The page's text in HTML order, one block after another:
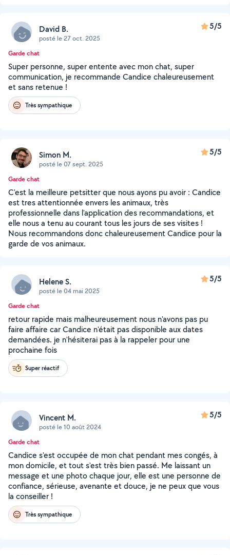
David B.
posté le 27 oct. 2025
5/5
Garde chat
Super personne, super entente avec mon chat, super
communication, je recommande Candice chaleureusement
et sans retenue !
Très sympathique
Simon M.
posté le 07 sept. 2025
5/5
Garde chat
C'est la meilleure petsitter que nous ayons pu avoir : Candice
est tres attentionnée envers les animaux, très
professionnelle dans l'application des recommandations, et
elle nous a tenu au courant tous les jours de ses visites !
Nous recommandons donc chaleureusement Candice pour la
garde de vos animaux.
Helene S.
posté le 04 mai 2025
5/5
Garde chat
retour rapide mais malheureusement nous n'avons pas pu
faire affaire car Candice n'était pas disponible aux dates
demandées. je n'hésiterai pas à la rappeler pour une
prochaine fois
Super réactif
Vincent M.
posté le 10 août 2024
5/5
Garde chat
Candice s'est occupée de mon chat pendant mes congés, à
mon domicile, et tout s'est très bien passé. Me laissant un
message et une photo chaque jour, elle est une personne de
confiance, sérieuse, avenante et douce, je ne peux que vous
la conseiller !
Très sympathique